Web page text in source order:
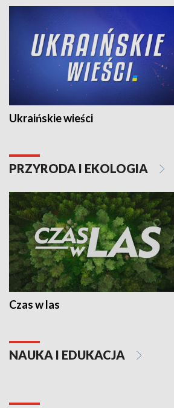
Ukraińskie wieści
PRZYRODA I EKOLOGIA
Czas w las
NAUKA I EDUKACJA